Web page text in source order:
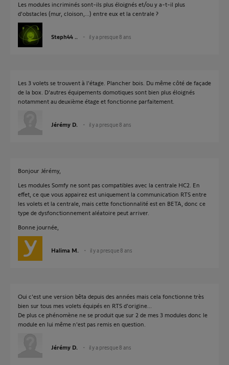
Les modules incriminés sont-ils plus éloignés et/ou y a-t-il plus
d'obstacles (mur, cloison,...) entre eux et la centrale ?
Steph44 .. il y a presque 8 ans
Les 3 volets se trouvent à l'étage. Plancher bois. Du même côté de façade
de la box. D'autres équipements domotiques sont bien plus éloignés
notamment au deuxième étage et fonctionne parfaitement.
Jérémy D. il y a presque 8 ans
Bonjour Jérémy,
Les modules Somfy ne sont pas compatibles avec la centrale HC2. En
effet, ce que vous appairez est uniquement la communication RTS entre
les volets et la centrale, mais cette fonctionnalité est en BETA, donc ce
type de dysfonctionnement aléatoire peut arriver.
Bonne journée,
Halima M. il y a presque 8 ans
Oui c'est une version bêta depuis des années mais cela fonctionne très
bien sur tous mes volets équipés en RTS d'origine...
De plus ce phénomène ne se produit que sur 2 de mes 3 modules donc le
module en lui même n'est pas remis en question.
Jérémy D. il y a presque 8 ans